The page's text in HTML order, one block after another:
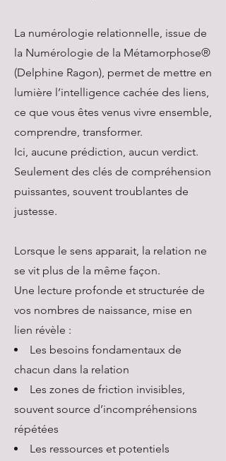
La numérologie relationnelle, issue de
la Numérologie de la Métamorphose®
(Delphine Ragon), permet de mettre en
lumière l’intelligence cachée des liens,
ce que vous êtes venus vivre ensemble,
comprendre, transformer.
Ici, aucune prédiction, aucun verdict.
Seulement des clés de compréhension
puissantes, souvent troublantes de
justesse.
Lorsque le sens apparait, la relation ne
se vit plus de la même façon.
Une lecture profonde et structurée de
vos nombres de naissance, mise en
lien révèle :
Les besoins fondamentaux de
chacun dans la relation
Les zones de friction invisibles,
souvent source d’incompréhensions
répétées
Les ressources et potentiels